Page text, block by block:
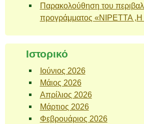
Παρακολούθηση του
προγράμματος «ΝΙΡΕΤΤΑ
Ιστορικό
Ιούνιος 2026
Μάιος 2026
Απρίλιος 2026
Μάρτιος 2026
Φεβρουάριος 2026